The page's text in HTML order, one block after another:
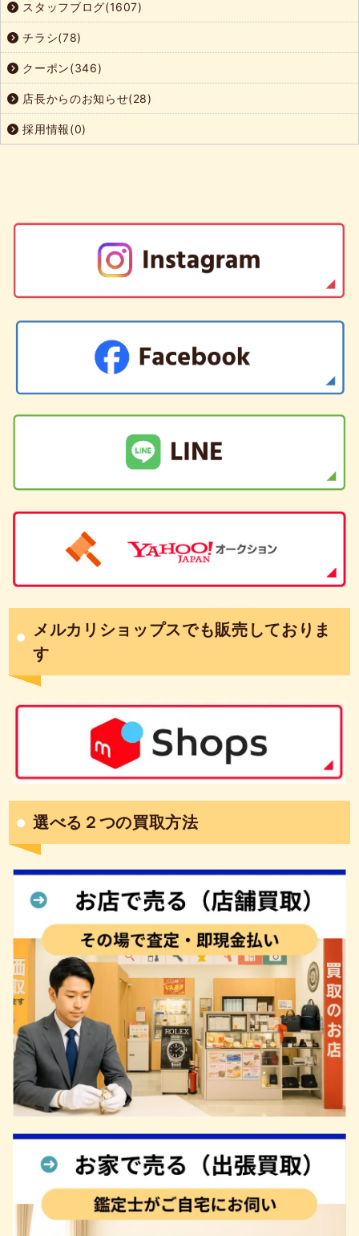
スタッフブログ(1607)
チラシ(78)
クーポン(346)
店長からのお知らせ(28)
採用情報(0)
メルカリショップスでも販売しておりま
す
選べる２つの買取方法